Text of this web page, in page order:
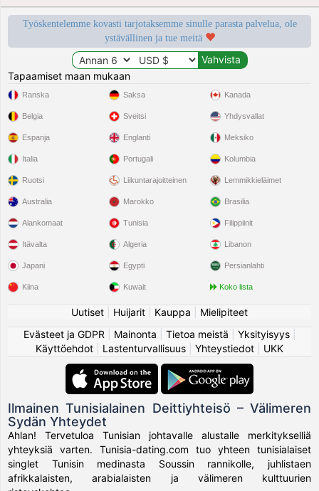
Työskentelemme kovasti tarjotaksemme sinulle parasta palvelua, ole
ystävällinen ja tue meitä
Tapaamiset maan mukaan
Ranska
Belgia
Espanja
Italia
Ruotsi
Saksa
Sveitsi
Englanti
Portugali
Liikuntarajoitteinen
Kanada
Yhdysvallat
Meksiko
Kolumbia
Lemmikkieläimet
Australia
Alankomaat
Itävalta
Japani
Kiina
Marokko
Tunisia
Algeria
Egypti
Kuwait
Brasilia
Filippiinit
Libanon
Persianlahti
Koko lista
Uutiset Huijarit Kauppa
Mielipiteet
Evästeet ja GDPR
Mainonta Tietoa meistä Yksityisyys|
Käyttöehdot
Lastenturvallisuus Yhteystiedot UKK
Ilmainen Tunisialainen Deittiyhteisö – Välimeren
Sydän Yhteydet
Ahlan! Tervetuloa Tunisian johtavalle alustalle merkitykselliä
yhteyksiä varten. Tunisia-dating.com tuo yhteen tunisialaiset
singlet Tunisin medinasta Soussin rannikolle, juhlistaen
afrikkalaisten, arabialaisten ja välimeren kulttuurien